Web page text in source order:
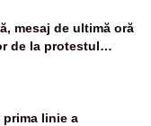
mesaj de ultimă oră
de la protestul
prima linie a